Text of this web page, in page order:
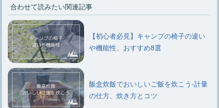
合わせて読みたい関連記事
【初心者必見】キャンプの椅子の違い
や機能性、おすすめ8選
飯盒炊飯でおいしいご飯を炊こう-計量
の仕方、炊き方とコツ